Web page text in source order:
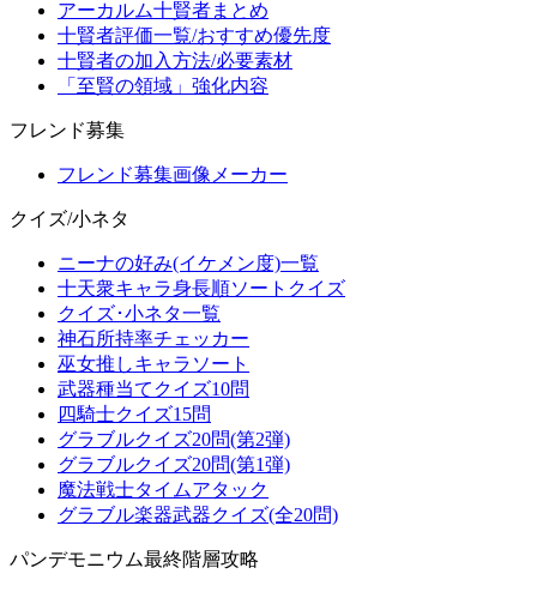
アーカルム十賢者まとめ
十賢者評価一覧/おすすめ優先度
十賢者の加入方法/必要素材
「至賢の領域」強化内容
フレンド募集
フレンド募集画像メーカー
クイズ/小ネタ
ニーナの好み(イケメン度)一覧
十天衆キャラ身長順ソートクイズ
クイズ･小ネタ一覧
神石所持率チェッカー
巫女推しキャラソート
武器種当てクイズ10問
四騎士クイズ15問
グラブルクイズ20問(第2弾)
グラブルクイズ20問(第1弾)
魔法戦士タイムアタック
グラブル楽器武器クイズ(全20問)
パンデモニウム最終階層攻略